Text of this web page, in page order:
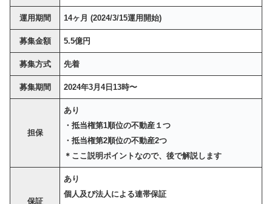
運用期間 14ヶ月 (2024/3/15運用開始)
募集金額 5.5億円
募集方式 先着
募集期間 2024年3月4日13時〜
担保
あり
・抵当権第1順位の不動産１つ
・抵当権第2順位の不動産2つ
＊ここ説明ポイントなので、後で解説します
保証
あり
個人及び法人による連帯保証